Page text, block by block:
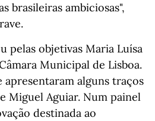
brasileiras ambiciosas",
pelas objetivas Maria Luísa
Municipal de Lisboa.
apresentaram alguns traços
Miguel Aguiar. Num painel
destinada ao